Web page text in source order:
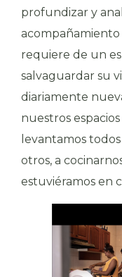
profundizar y
acompañamiento
requiere de un
salvaguardar su
diariamente
nuestros
levantamos
otros, a
estuviéramos en